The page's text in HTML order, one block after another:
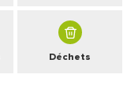
Déchets